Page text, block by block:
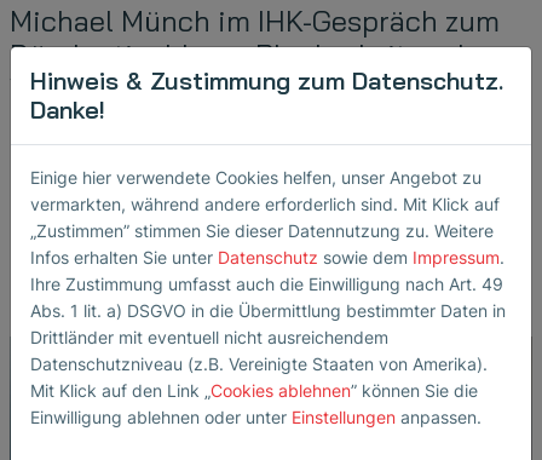
Michael Münch im IHK-Gespräch zum
Bürokratieabbau: „Planbarkeit und
Vertrauen statt lähmender
Regulierung“
Bürokratie abbauen, Innovation sichern – Michael Münch
im Gespräch mit der IHK Halle-Dessau über die Folgen
überregulierter Prozesse für den…
weiterlesen
Hinweis & Zustimmung zum Datenschutz.
Danke!
Einige hier verwendete Cookies helfen, unser Angebot zu
vermarkten, während andere erforderlich sind. Mit Klick auf
„Zustimmen” stimmen Sie dieser Datennutzung zu. Weitere
Infos erhalten Sie unter Datenschutz sowie dem Impressum.
Ihre Zustimmung umfasst auch die Einwilligung nach Art. 49
Abs. 1 lit. a) DSGVO in die Übermittlung bestimmter Daten in
Drittländer mit eventuell nicht ausreichendem
Datenschutzniveau (z.B. Vereinigte Staaten von Amerika).
Mit Klick auf den Link „Cookies ablehnen” können Sie die
Einwilligung ablehnen oder unter Einstellungen anpassen.